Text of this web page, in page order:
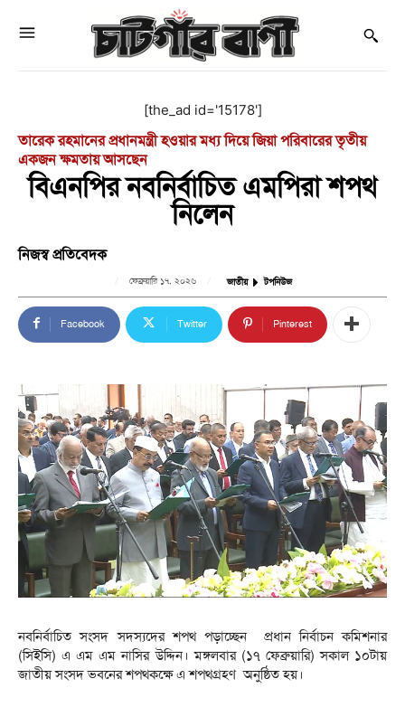
[the_ad id='15178']
তারেক রহমানের প্রধানমন্ত্রী হওয়ার মধ্য দিয়ে জিয়া পরিবারের তৃতীয়
একজন ক্ষমতায় আসছেন
বিএনপির নবনির্বাচিত এমপিরা শপথ
নিলেন
নিজস্ব প্রতিবেদক
ফেব্রুয়ারি ১৭, ২০২৬ জাতীয় টপনিউজ
Facebook Twitter Pinterest
নবনির্বাচিত সংসদ সদস্যদের শপথ পড়াচ্ছেন প্রধান নির্বাচন কমিশনার
(সিইসি) এ এম এম নাসির উদ্দিন। মঙ্গলবার (১৭ ফেব্রুয়ারি) সকাল ১০টায়
জাতীয় সংসদ ভবনের শপথকক্ষে এ শপথগ্রহণ অনুষ্ঠিত হয়।